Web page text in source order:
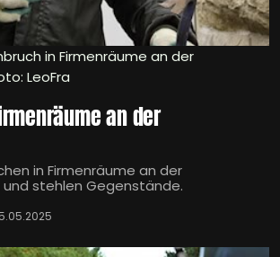
in Firmenräume an der
LeoFra
an der
in Firmenräume an der
stehlen Gegenstände.